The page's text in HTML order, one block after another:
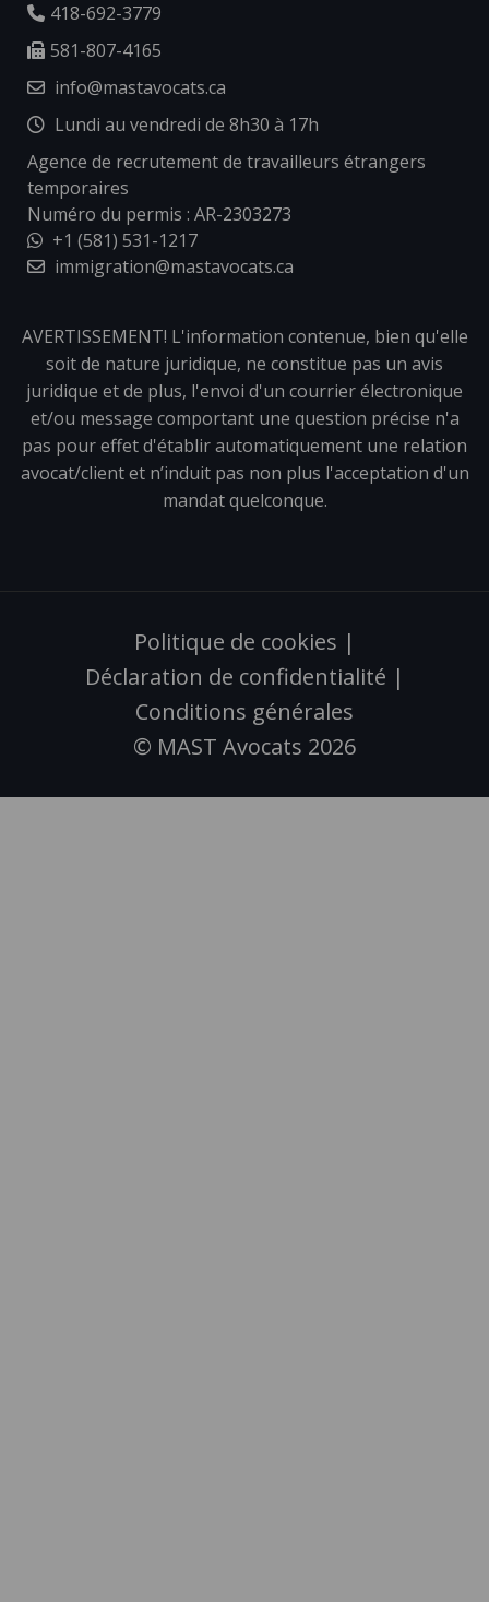
418-692-3779
581-807-4165
info@mastavocats.ca
Lundi au vendredi de 8h30 à 17h
Agence de recrutement de travailleurs étrangers
temporaires
Numéro du permis : AR-2303273
+1 (581) 531-1217
immigration@mastavocats.ca
AVERTISSEMENT! L'information contenue, bien qu'elle
soit de nature juridique, ne constitue pas un avis
juridique et de plus, l'envoi d'un courrier électronique
et/ou message comportant une question précise n'a
pas pour effet d'établir automatiquement une relation
avocat/client et n’induit pas non plus l'acceptation d'un
mandat quelconque.
Politique de cookies |
Déclaration de confidentialité |
Conditions générales
© MAST Avocats 2026